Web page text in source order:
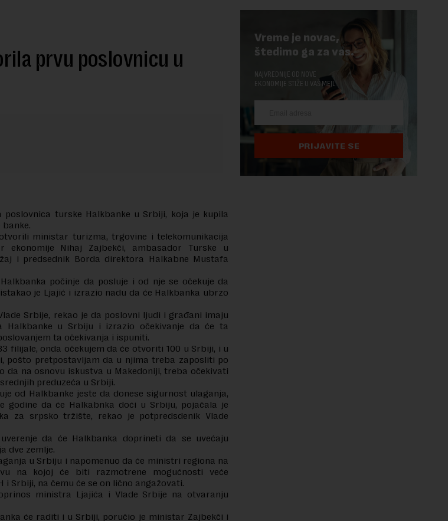
prvu poslovnicu u
poslovnica turske Halkbanke u Srbiji, koja je kupila
ministar turizma, trgovine i telekomunikacija
ekonomije Nihaj Zajbekči, ambasador Turske u
i predsednik Borda direktora Halkabne Mustafa
počinje da posluje i od nje se očekuje da
je Ljajić i izrazio nadu da će Halkbanka ubrzo
Srbije, rekao je da poslovni ljudi i građani imaju
Halkbanke u Srbiju i izrazio očekivanje da će ta
ta očekivanja i ispuniti.
filijale, onda očekujem da će otvoriti 100 u Srbiji, i u
pošto pretpostavljam da u njima treba zaposliti po
da na osnovu iskustva u Makedoniji, treba očekivati
preduzeća u Srbiji.
od Halkbanke jeste da donese sigurnost ulaganja,
godine da će Halkabnka doći u Srbiju, pojačala je
za srpsko tržište, rekao je potpredsdenik Vlade
da će Halkbanka doprineti da se uvećaju
dve zemlje.
u Srbiju i napomenuo da će ministri regiona na
na kojoj će biti razmotrene mogućnosti veće
i Srbiji, na čemu će se on lično angažovati.
ministra Ljajića i Vlade Srbije na otvaranju
će raditi i u Srbiji, poručio je ministar Zajbekči i
Vreme je novac,
štedimo ga za vas.
NAJVREDNIJE OD NOVE
EKONOMIJE STIŽE U VAŠ MEJL.
PRIJAVITE SE